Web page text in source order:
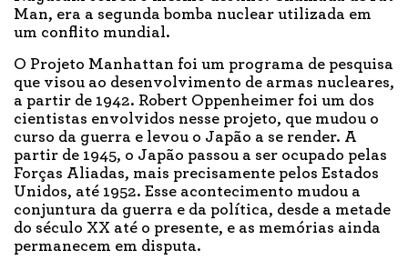
Man, era a segunda bomba nuclear utilizada em
um conflito mundial.
O Projeto Manhattan foi um programa de pesquisa
que visou ao desenvolvimento de armas nucleares,
a partir de 1942. Robert Oppenheimer foi um dos
cientistas envolvidos nesse projeto, que mudou o
curso da guerra e levou o Japão a se render. A
partir de 1945, o Japão passou a ser ocupado pelas
Forças Aliadas, mais precisamente pelos Estados
Unidos, até 1952. Esse acontecimento mudou a
conjuntura da guerra e da política, desde a metade
do século XX até o presente, e as memórias ainda
permanecem em disputa.